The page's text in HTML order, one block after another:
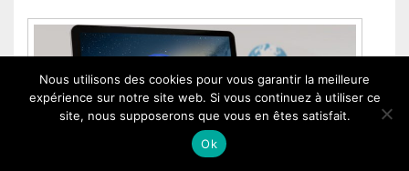
Nous utilisons des cookies pour vous garantir la meilleure
expérience sur notre site web. Si vous continuez à utiliser ce
site, nous supposerons que vous en êtes satisfait.
Ok